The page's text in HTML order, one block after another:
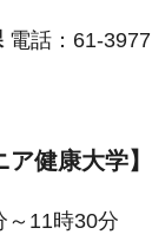
電話：︎61-3977
ア健康大学】
～11時30分